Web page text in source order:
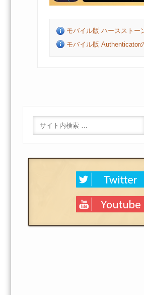
モバイル版 ハースストー
モバイル版 Authenticator